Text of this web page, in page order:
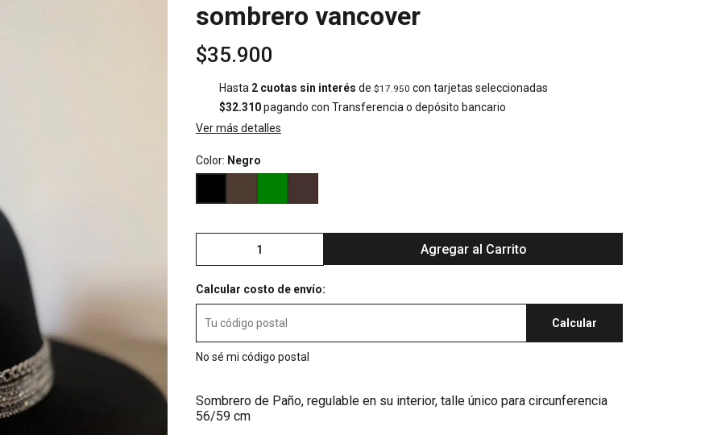
sombrero vancover
$35.900
Hasta 2 cuotas sin interés de $17.950 con tarjetas seleccionadas
$32.310pagando con Transferencia o depósito bancario
Ver más detalles
Color: Negro
Agregar al Carrito
Calcular costo de envío:
Calcular
No sé mi código postal
Sombrero de Paño, regulable en su interior, talle único para circunferencia
56/59 cm